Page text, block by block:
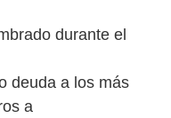
durante el
deuda a los más
a